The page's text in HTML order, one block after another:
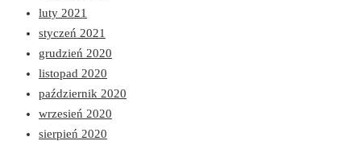
luty 2021
styczeń 2021
grudzień 2020
listopad 2020
październik 2020
wrzesień 2020
sierpień 2020